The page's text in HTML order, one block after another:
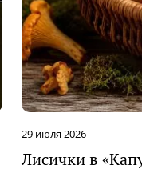
29 июля 2026
Лисички в